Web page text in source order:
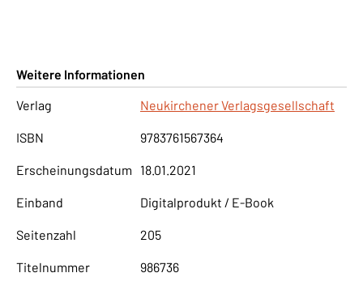
Weitere Informationen
Verlag
Neukirchener Verlagsgesellschaft
ISBN 9783761567364
Erscheinungsdatum 18.01.2021
Einband Digitalprodukt / E-Book
Seitenzahl 205
Titelnummer 986736